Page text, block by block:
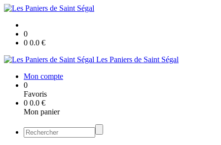
0
0 0.0 €
Les Paniers de Saint Ségal
Mon compte
0
Favoris
0 0.0 €
Mon panier